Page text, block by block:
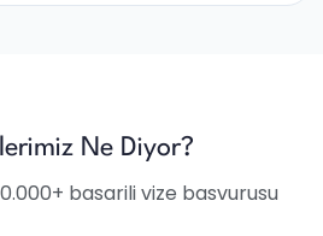
Ne Diyor?
basarili vize basvurusu